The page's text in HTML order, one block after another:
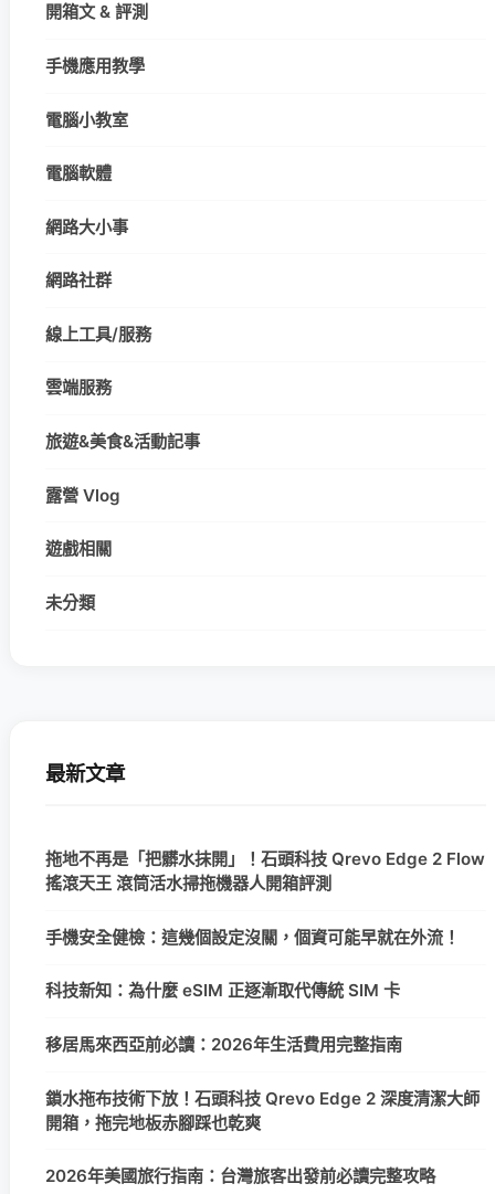
開箱文 & 評測
手機應用教學
電腦小教室
電腦軟體
網路大小事
網路社群
線上工具/服務
雲端服務
旅遊&美食&活動記事
露營 Vlog
遊戲相關
未分類
最新文章
拖地不再是「把髒水抹開」！石頭科技 Qrevo Edge 2 Flow
搖滾天王 滾筒活水掃拖機器人開箱評測
手機安全健檢：這幾個設定沒關，個資可能早就在外流！
科技新知：為什麼 eSIM 正逐漸取代傳統 SIM 卡
移居馬來西亞前必讀：2026年生活費用完整指南
鎖水拖布技術下放！石頭科技 Qrevo Edge 2 深度清潔大師
開箱，拖完地板赤腳踩也乾爽
2026年美國旅行指南：台灣旅客出發前必讀完整攻略